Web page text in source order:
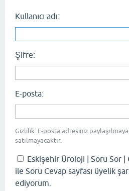
Kullanıcı adı:
Şifre:
E-posta:
Gizlilik: E-posta adresiniz
satılmayacaktır.
Eskişehir Üroloji | Soru Sor |
ile Soru Cevap sayfası üyelik
ediyorum.